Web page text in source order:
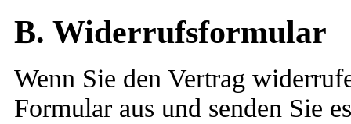
B. Widerrufsformular
Wenn Sie den Vertrag
Formular aus und senden Sie